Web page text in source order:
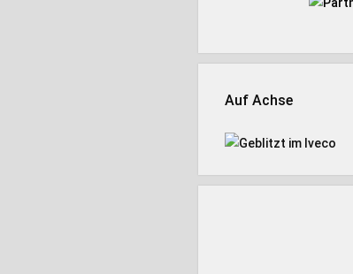
Auf Achse